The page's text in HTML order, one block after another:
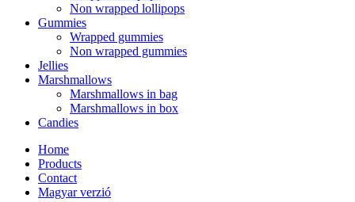
Non wrapped lollipops
Gummies
Wrapped gummies
Non wrapped gummies
Jellies
Marshmallows
Marshmallows in bag
Marshmallows in box
Candies
Home
Products
Contact
Magyar verzió